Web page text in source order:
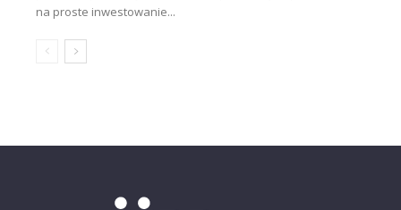
na proste inwestowanie...